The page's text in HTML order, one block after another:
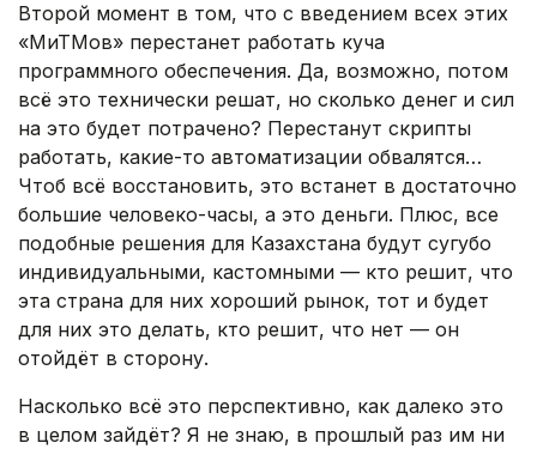
Второй момент в том, что с введением всех этих
«МиТМов» перестанет работать куча
программного обеспечения. Да, возможно, потом
всё это технически решат, но сколько денег и сил
на это будет потрачено? Перестанут скрипты
работать, какие-то автоматизации обвалятся…
Чтоб всё восстановить, это встанет в достаточно
большие человеко-часы, а это деньги. Плюс, все
подобные решения для Казахстана будут сугубо
индивидуальными, кастомными — кто решит, что
эта страна для них хороший рынок, тот и будет
для них это делать, кто решит, что нет — он
отойдёт в сторону.
Насколько всё это перспективно, как далеко это
в целом зайдёт? Я не знаю, в прошлый раз им ни